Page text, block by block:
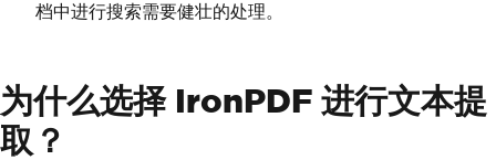
档中进行搜索需要健壮的处理。
为什么选择 IronPDF 进行文本提
取？